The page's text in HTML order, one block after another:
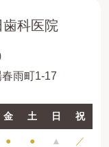
科医院
雨町1-17
金 土 日 祝
● ● ▲ ／